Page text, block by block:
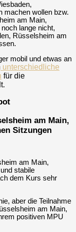
machen wollen bzw.
am Main,
lange nicht,
Rüsselsheim am
mobil und etwas an
unterschiedliche
für die
am Main,
Sitzungen
am Main,
stabile
dem Kurs sehr
aber die Teilnahme
am Main,
positiven MPU